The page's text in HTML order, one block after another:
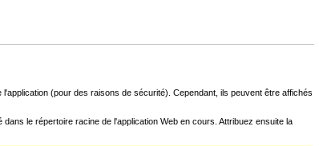
(pour des raisons de sécurité). Cependant, ils peuvent être affichés
le répertoire racine de l'application Web en cours. Attribuez ensuite la